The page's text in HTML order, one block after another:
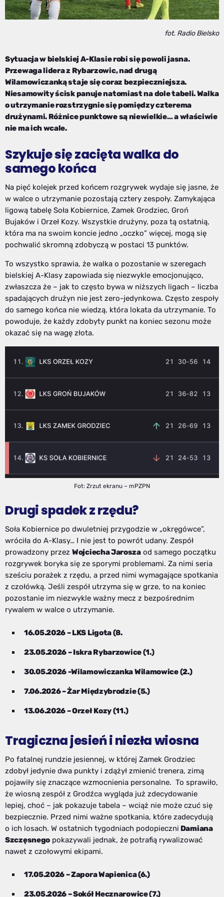
fot. Radio Bielsko
Sytuacja w bielskiej A-Klasie robi się powoli jasna.
Przewaga lidera z Rybarzowic, nad drugą
Wilamowiczanką staje się coraz bezpieczniejsza.
Niesamowity ścisk panuje natomiast na dole tabeli. Walka
o utrzymanie rozstrzygnie się pomiędzy czterema
drużynami. Różnice punktowe są niewielkie… a właściwie
nie ma ich wcale.
Szykuje się zacięta walka do
samego końca
Na pięć kolejek przed końcem rozgrywek wydaje się jasne, że
w walce o utrzymanie pozostają cztery zespoły. Zamykająca
ligową tabelę Soła Kobiernice, Zamek Grodziec, Groń
Bujaków i Orzeł Kozy. Wszystkie drużyny, poza tą ostatnią,
która ma na swoim koncie jedno „oczko” więcej, mogą się
pochwalić skromną zdobyczą w postaci 13 punktów.
To wszystko sprawia, że walka o pozostanie w szeregach
bielskiej A-Klasy zapowiada się niezwykle emocjonująco,
zwłaszcza że – jak to często bywa w niższych ligach – liczba
spadających drużyn nie jest zero-jedynkowa. Często zespoły
do samego końca nie wiedzą, która lokata da utrzymanie. To
powoduje, że każdy zdobyty punkt na koniec sezonu może
okazać się na wagę złota.
Fot: Zrzut ekranu – mPZPN
Drugi spadek z rzędu?
Soła Kobiernice po dwuletniej przygodzie w „okręgówce”,
wróciła do A-Klasy… I nie jest to powrót udany. Zespół
prowadzony przez Wojciecha Jaroszaod samego początku
rozgrywek boryka się ze sporymi problemami. Za nimi seria
sześciu porażek z rzędu, a przed nimi wymagające spotkania
z czołówką. Jeśli zespół utrzyma się w grze, to na koniec
pozostanie im niezwykle ważny mecz z bezpośrednim
rywalem w walce o utrzymanie.
16.05.2026 – LKS Ligota (8.
23.05.2026 – Iskra Rybarzowice (1.)
30.05.2026 -Wilamowiczanka Wilamowice (2.)
7.06.2026 – Żar Międzybrodzie (5.)
13.06.2026 – Orzeł Kozy (11.)
Tragiczna jesień i niezła wiosna
Po fatalnej rundzie jesiennej, w której Zamek Grodziec
zdobył jedynie dwa punkty i zdążył zmienić trenera, zimą
pojawiły się znaczące wzmocnienia personalne. To sprawiło,
że wiosną zespół z Grodźca wygląda już zdecydowanie
lepiej, choć – jak pokazuje tabela – wciąż nie może czuć się
bezpiecznie. Przed nimi ważne spotkania, które zadecydują
o ich losach. W ostatnich tygodniach podopieczni Damiana
Szczęsnego pokazywali jednak, że potrafią rywalizować
nawet z czołowymi ekipami.
17.05.2026 – Zapora Wapienica (6.)
23.05.2026 – Sokół Hecznarowice (7.)